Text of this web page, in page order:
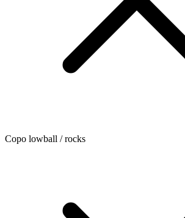
Copo lowball / rocks